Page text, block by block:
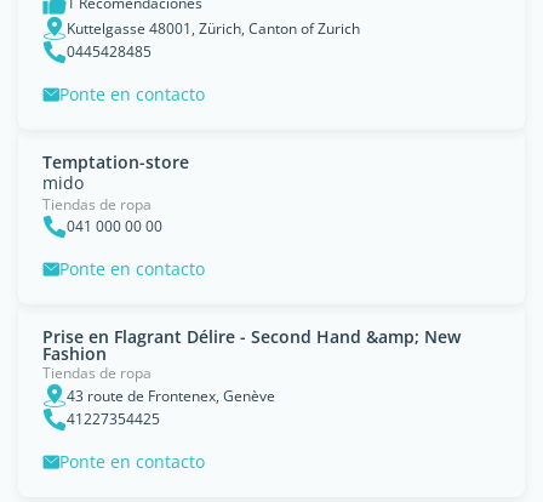
Kuttelgasse 48001, Zürich, Canton of Zurich
0445428485
Ponte en contacto
Temptation-store
mido
Tiendas de ropa
041 000 00 00
Ponte en contacto
Prise en Flagrant Délire - Second Hand &amp; New
Fashion
Tiendas de ropa
43 route de Frontenex, Genève
41227354425
Ponte en contacto